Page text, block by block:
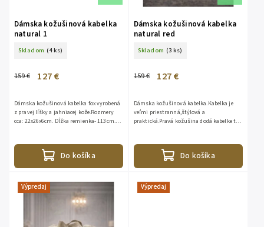
Dámska kožušinová kabelka
natural 1
Skladom (4 ks)
159 € 127 €
Do košíka
Dámska kožušinová kabelka fox vyrobená
z pravej líšky a jahniacej kože.Rozmery
cca: 22x26x6cm. Dĺžka remienka- 113cm.
Dámska kožušinová kabelka
natural red
Skladom (3 ks)
159 € 127 €
Do košíka
Dámska kožušinová kabelka.Kabelka je
veľmi priestranná,štýlová a
praktická.Pravá kožušina dodá kabelke ten
Výpredaj Výpredaj